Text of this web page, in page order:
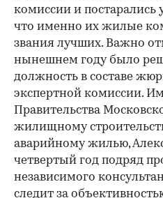
комиссии и постарались
что именно их жилые
звания лучших. Важно
нынешнем году было
должность в составе
экспертной комиссии.
Правительства
жилищному
аварийному жилью,
четвертый год подряд
независимого
следит за